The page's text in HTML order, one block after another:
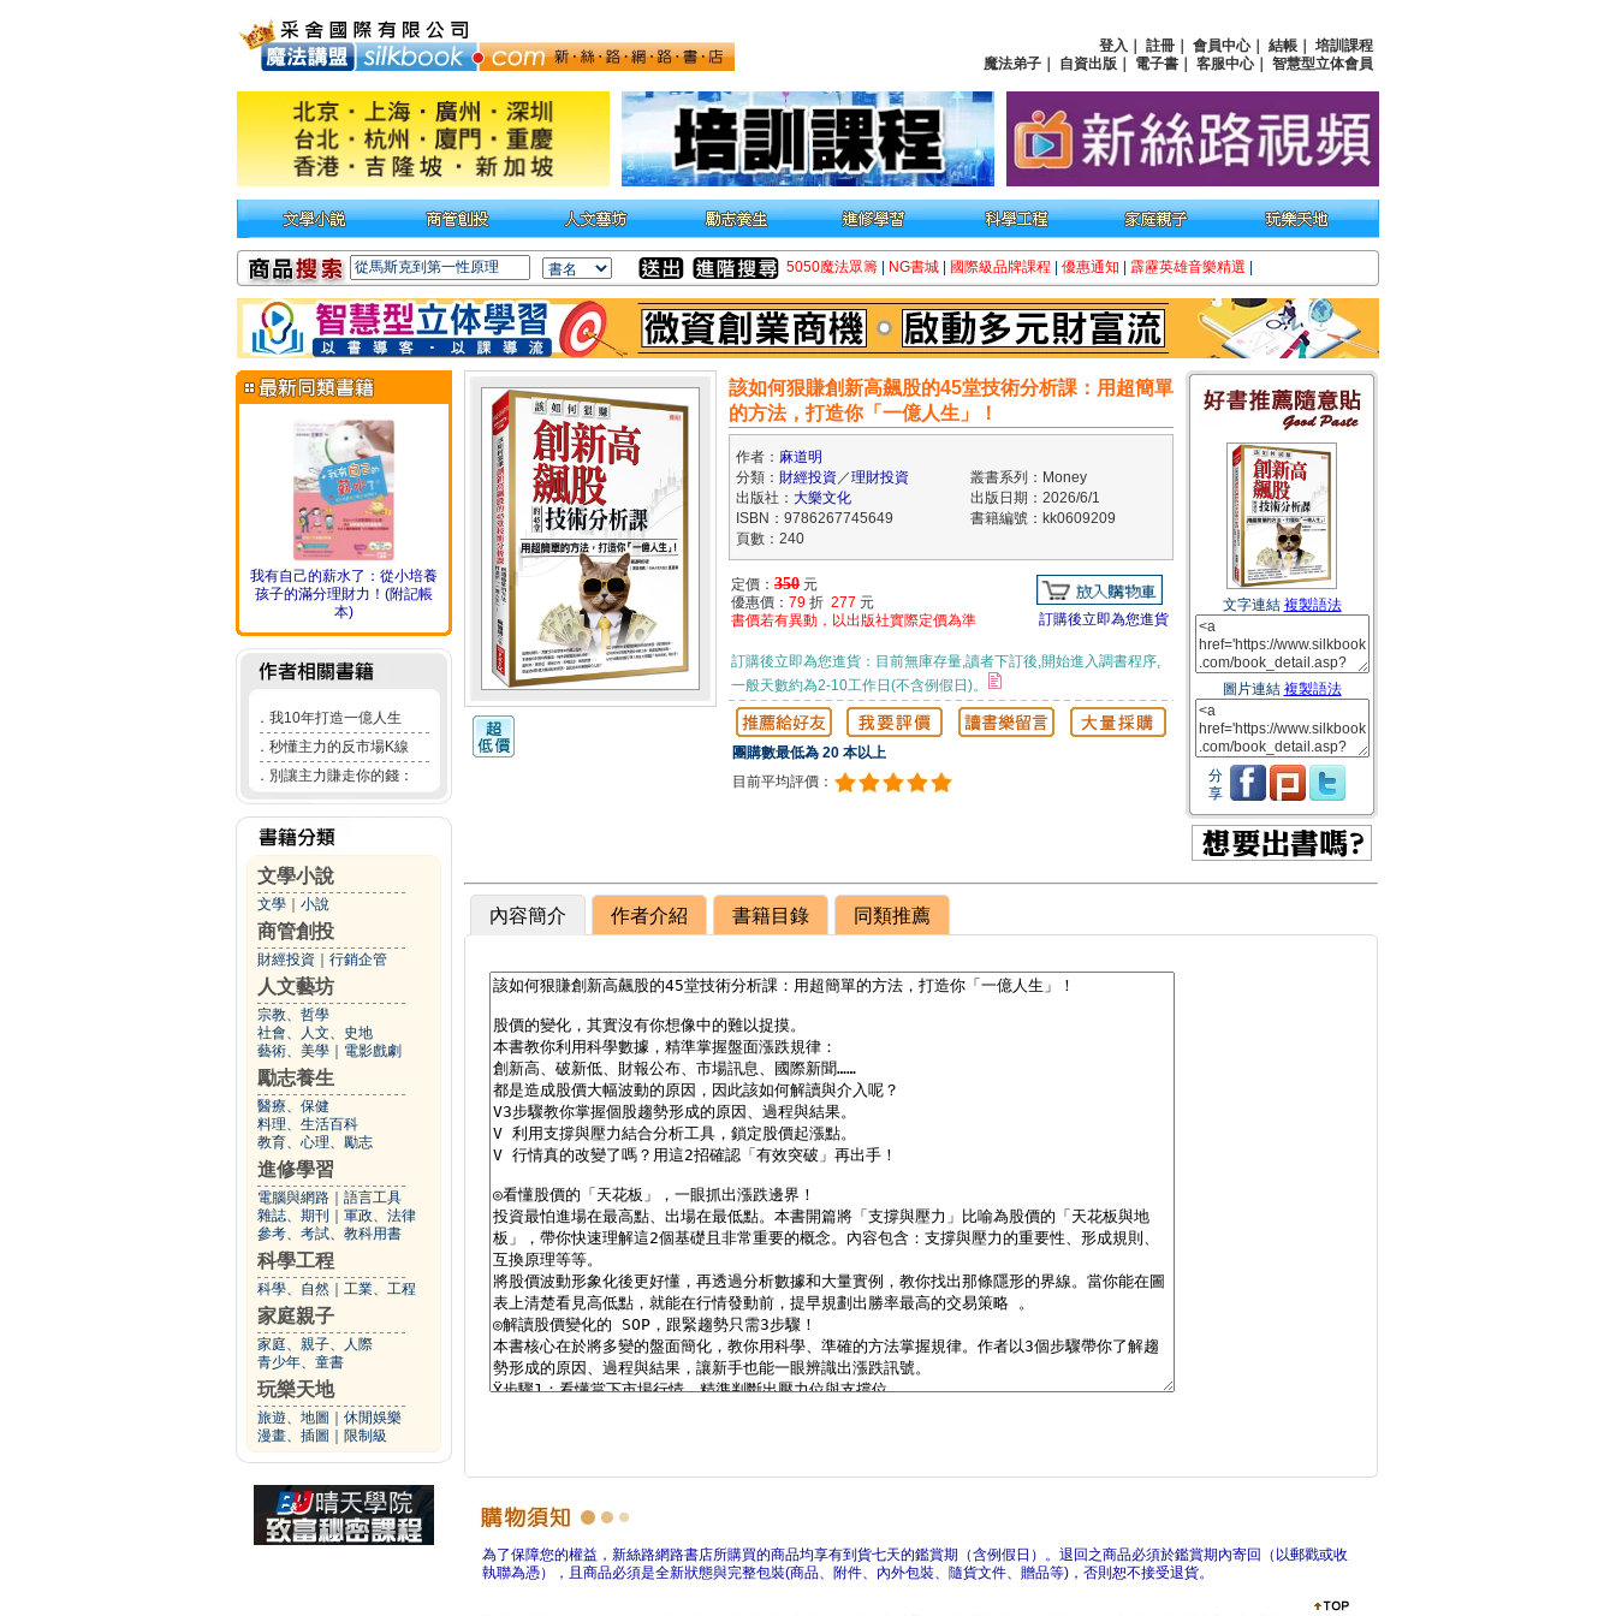
登入 註冊 會員中心｜ 結帳
培訓課程
魔法弟子
自資出版 電子書 客服中心｜ 智慧型立体會員
5050魔法眾籌 NG書城 國際級品牌課程 優惠通知 霹靂英雄音樂精選
我有自己的薪水了：從小培養
孩子的滿分理財力！(附記帳
本)
． 我10年打造一億人生
． 秒懂主力的反市場K線
． 別讓主力賺走你的錢：
文學小說
文學 小說
商管創投
財經投資 行銷企管
人文藝坊
宗教、哲學
社會、人文、史地
藝術、美學
電影戲劇
勵志養生
醫療、保健
料理、生活百科
教育、心理、勵志
進修學習
電腦與網路
語言工具
雜誌、期刊
軍政、法律
參考、考試、教科用書
科學工程
科學、自然 工業、工程
家庭親子
家庭、親子、人際
青少年、童書
玩樂天地
旅遊、地圖
休閒娛樂
漫畫、插圖
限制級
該如何狠賺創新高飆股的45堂技術分析課：用超簡單
的方法，打造你「一億人生」！
作者： 麻道明
分類： 財經投資／理財投資
叢書系列：Money
出版社： 大樂文化
出版日期：2026/6/1
ISBN：9786267745649
書籍編號：kk0609209
頁數：240
定價： 350 元
優惠價： 79 折 277 元
書價若有異動，以出版社實際定價為準
訂購後立即為您進貨
訂購後立即為您進貨：目前無庫存量,讀者下訂後,開始進入調書程序,
一般天數約為2-10工作日(不含例假日)。
團購數最低為 20 本以上
目前平均評價：
文字連結 複製語法
圖片連結 複製語法
分
享
內容簡介 作者介紹 書籍目錄 同類推薦
為了保障您的權益，新絲路網路書店所購買的商品均享有到貨七天的鑑賞期（含例假日）。退回之商品必須於鑑賞期內寄回（以郵戳或收
執聯為憑），且商品必須是全新狀態與完整包裝(商品、附件、內外包裝、隨貨文件、贈品等)，否則恕不接受退貨。